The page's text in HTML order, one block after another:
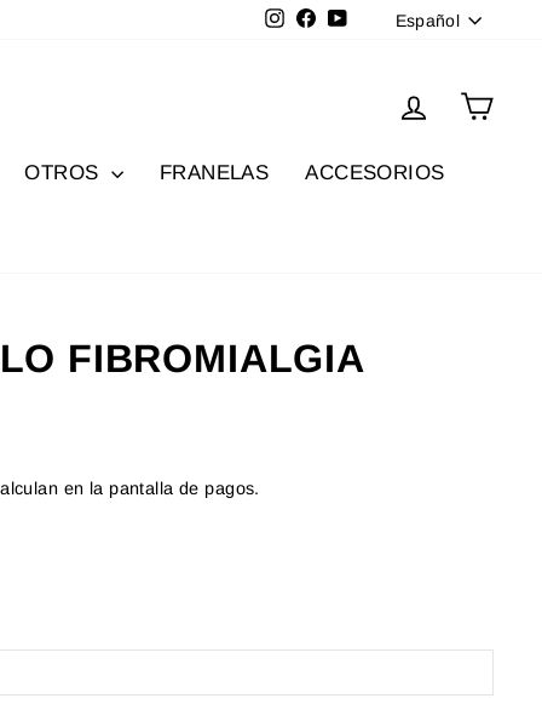
Instagram
Facebook
YouTubeIdioma
Español
Ingresar
OTROS FRANELAS ACCESORIOS
FIBROMIALGIA
en la pantalla de pagos.